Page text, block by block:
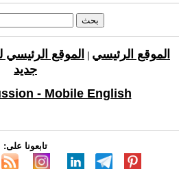
الموقع الرئيسي الموقع الرئيسي
جديد
- Mobile English
تابعونا على: